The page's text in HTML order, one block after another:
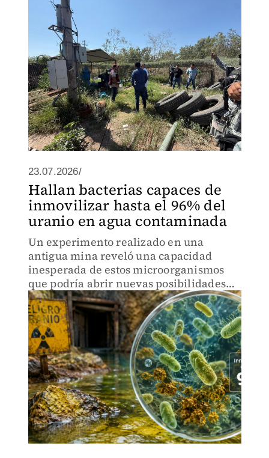
artífice de esa operación.
23.07.2026/
Hallan bacterias capaces de
inmovilizar hasta el 96% del
uranio en agua contaminada
Un experimento realizado en una
antigua mina reveló una capacidad
inesperada de estos microorganismos
que podría abrir nuevas posibilidades
para enfrentar la contaminación
radiactiva.